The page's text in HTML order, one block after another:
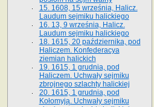
15. 1608, 15 września, Halicz.
Laudum sejmiku halickiego
16. 13, 9 września, Halicz.
Laudum sejmiku halickiego
18. 1615, 20 października, pod
Haliczem. Konfederacya
ziemian halickich
19. 1615, 1 grudnia, pod
Haliczem. Uchwały sejmiku
zbrojnego szlachty halickiej
20. 1615, 1 grudnia, pod
Kołomyją. Uchwały sejmiku